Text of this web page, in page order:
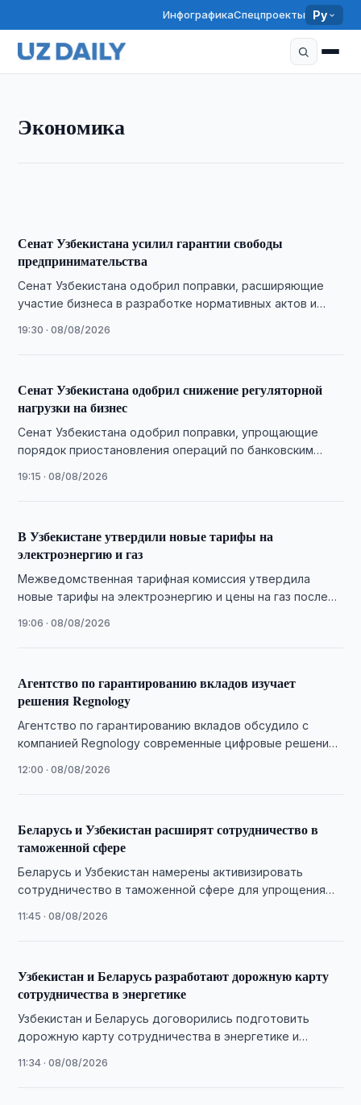
ИнфографикаСпецпроекты Ру
Экономика
Рыночные услуги в Узбекистане выросли за
Сенат Узбекистана усилил гарантии свободы
предпринимательства
Сенат Узбекистана одобрил поправки, расширяющие
участие бизнеса в разработке нормативных актов и
19:30 · 08/08/2026
Сенат Узбекистана одобрил снижение регуляторной
нагрузки на бизнес
Сенат Узбекистана одобрил поправки, упрощающие
порядок приостановления операций по банковским
19:15 · 08/08/2026
В Узбекистане утвердили новые тарифы на
электроэнергию и газ
Межведомственная тарифная комиссия утвердила
новые тарифы на электроэнергию и цены на газ после
19:06 · 08/08/2026
Агентство по гарантированию вкладов изучает
решения Regnology
Агентство по гарантированию вкладов обсудило с
компанией Regnology современные цифровые решения
вкладов.
12:00 · 08/08/2026
Беларусь и Узбекистан расширят сотрудничество в
таможенной сфере
Беларусь и Узбекистан намерены активизировать
сотрудничество в таможенной сфере для упрощения
сообщили в ГТК Беларуси.
11:45 · 08/08/2026
Узбекистан и Беларусь разработают дорожную карту
сотрудничества в энергетике
Узбекистан и Беларусь договорились подготовить
дорожную карту сотрудничества в энергетике и
Минэнерго Беларуси.
11:34 · 08/08/2026